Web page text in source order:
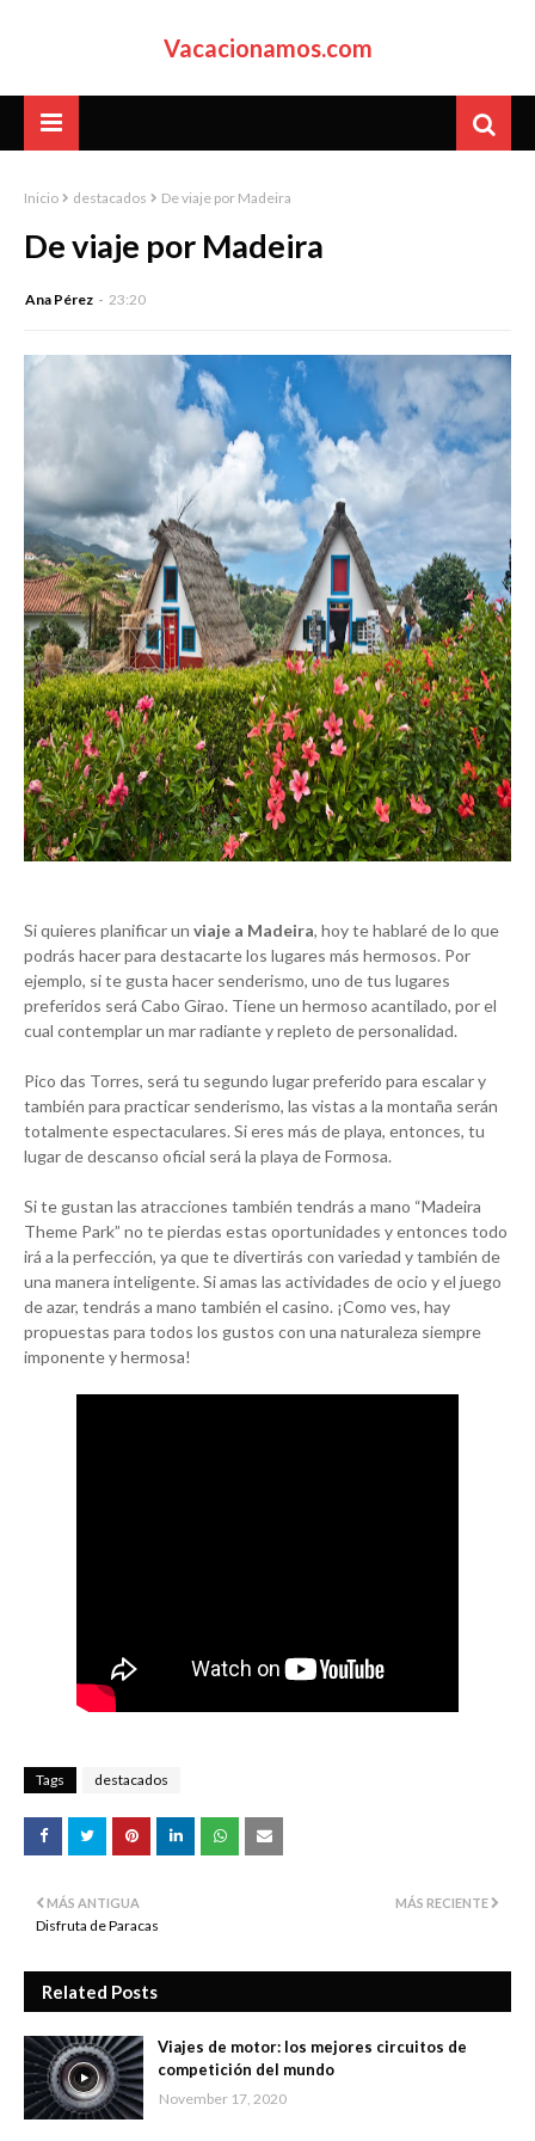
Vacacionamos.com
Inicio destacados De viaje por Madeira
De viaje por Madeira
Ana Pérez 23:20
Si quieres planificar un viaje a Madeira, hoy te hablaré de lo que
podrás hacer para destacarte los lugares más hermosos. Por
ejemplo, si te gusta hacer senderismo, uno de tus lugares
preferidos será Cabo Girao. Tiene un hermoso acantilado, por el
cual contemplar un mar radiante y repleto de personalidad.
Pico das Torres, será tu segundo lugar preferido para escalar y
también para practicar senderismo, las vistas a la montaña serán
totalmente espectaculares. Si eres más de playa, entonces, tu
lugar de descanso oficial será la playa de Formosa.
Si te gustan las atracciones también tendrás a mano “Madeira
Theme Park” no te pierdas estas oportunidades y entonces todo
irá a la perfección, ya que te divertirás con variedad y también de
una manera inteligente. Si amas las actividades de ocio y el juego
de azar, tendrás a mano también el casino. ¡Como ves, hay
propuestas para todos los gustos con una naturaleza siempre
imponente y hermosa!
Tags destacados
MÁS RECIENTE
MÁS ANTIGUA
Disfruta de Paracas
Related Posts
Viajes de motor: los mejores circuitos de
competición del mundo
November 17, 2020